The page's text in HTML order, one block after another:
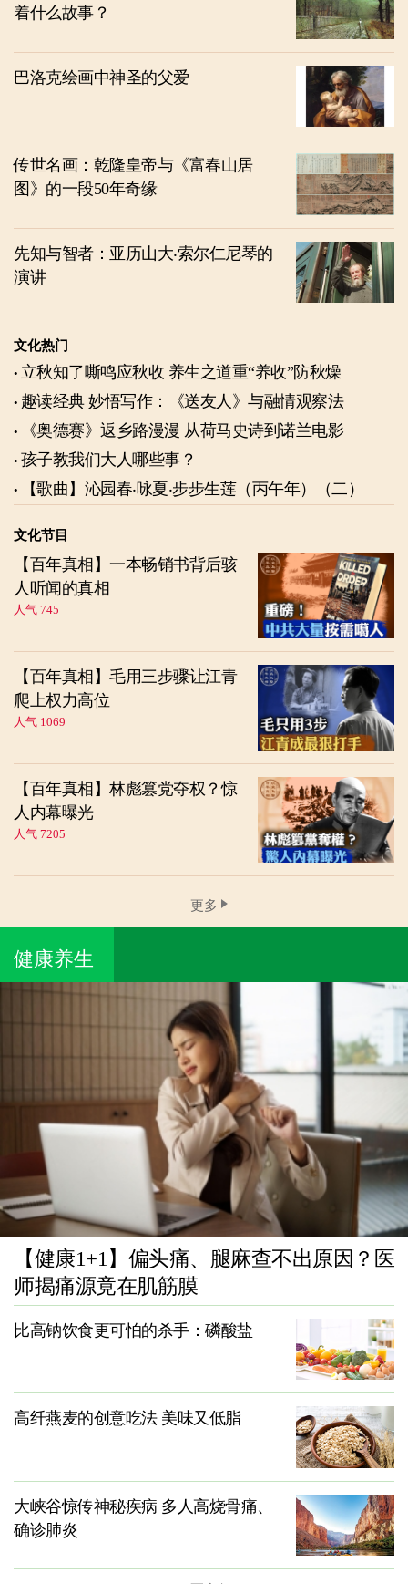
着什么故事？
巴洛克绘画中神圣的父爱
传世名画：乾隆皇帝与《富春山居
图》的一段50年奇缘
先知与智者：亚历山大‧索尔仁尼琴的
演讲
文化热门
立秋知了嘶鸣应秋收 养生之道重“养收”防秋燥
趣读经典 妙悟写作：《送友人》与融情观察法
《奥德赛》返乡路漫漫 从荷马史诗到诺兰电影
孩子教我们大人哪些事？
【歌曲】沁园春‧咏夏‧步步生莲（丙午年）（二）
文化节目
【百年真相】一本畅销书背后骇
人听闻的真相
人气 745
【百年真相】毛用三步骤让江青
爬上权力高位
人气 1069
【百年真相】林彪篡党夺权？惊
人内幕曝光
人气 7205
更多
健康养生
【健康1+1】偏头痛、腿麻查不出原因？医
师揭痛源竟在肌筋膜
比高钠饮食更可怕的杀手：磷酸盐
高纤燕麦的创意吃法 美味又低脂
大峡谷惊传神秘疾病 多人高烧骨痛、
确诊肺炎